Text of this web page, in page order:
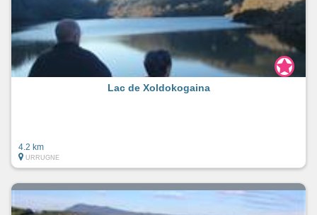
Lac de Xoldokogaina
4.2 km
URRUGNE